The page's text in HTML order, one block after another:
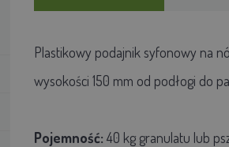
Plastikowy podajnik syfonowy na
wysokości 150 mm od podłogi do
Pojemność: 40 kg granulatu lub